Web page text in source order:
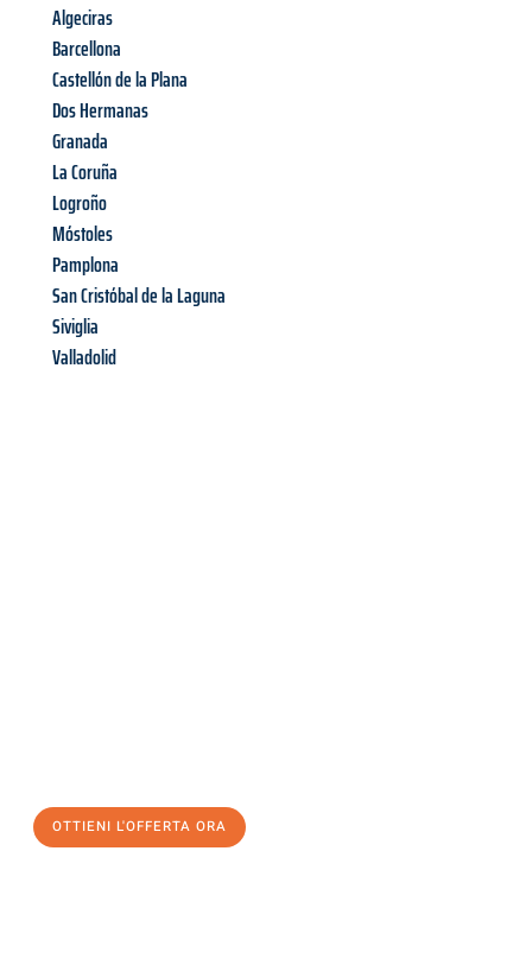
Algeciras
Barcellona
Castellón de la Plana
Dos Hermanas
Granada
La Coruña
Logroño
Móstoles
Pamplona
San Cristóbal de la Laguna
Siviglia
Valladolid
OTTIENI L'OFFERTA ORA